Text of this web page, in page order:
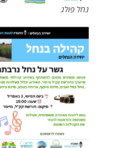
נחל פולג